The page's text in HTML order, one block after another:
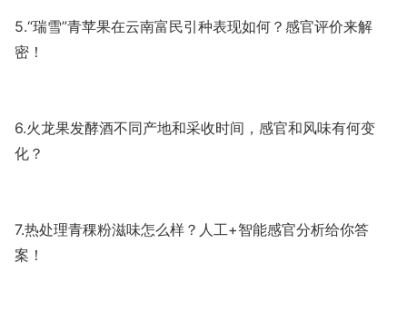
5.“瑞雪”青苹果在云南富民引种表现如何？感官评价来解
密！
6.火龙果发酵酒不同产地和采收时间，感官和风味有何变
化？
7.热处理青稞粉滋味怎么样？人工+智能感官分析给你答
案！